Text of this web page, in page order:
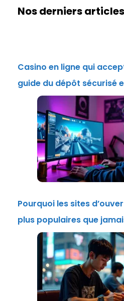
Nos derniers articles
Casino en ligne qui
guide du dépôt sécurisé
Pourquoi les sites
plus populaires que